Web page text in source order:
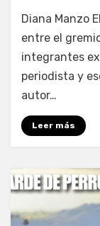
Fernando
Diana Manzo
entre el
integrantes
periodista y
autor…
Leer más